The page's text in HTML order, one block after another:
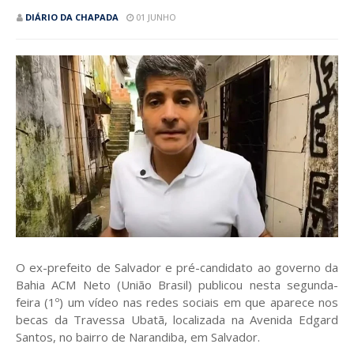
DIÁRIO DA CHAPADA 01 JUNHO
O ex-prefeito de Salvador e pré-candidato ao governo da
Bahia ACM Neto (União Brasil) publicou nesta segunda-
feira (1º) um vídeo nas redes sociais em que aparece nos
becas da Travessa Ubatã, localizada na Avenida Edgard
Santos, no bairro de Narandiba, em Salvador.